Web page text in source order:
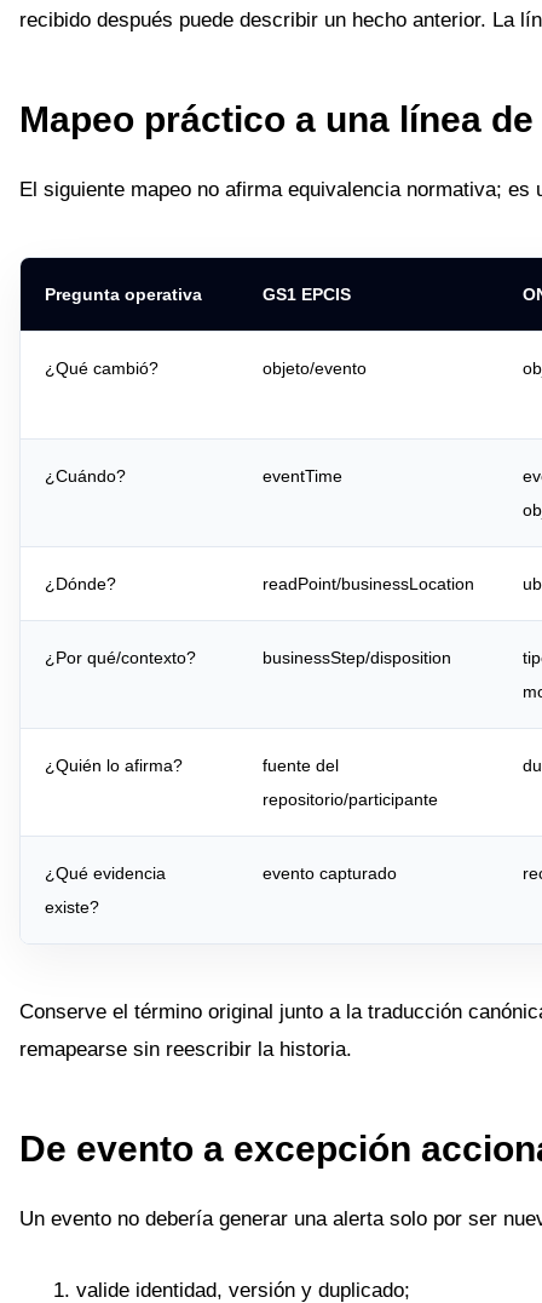
recibido después puede describir un hecho anterior. La
Mapeo práctico a una línea
El siguiente mapeo no afirma equivalencia normativa;
Pregunta operativa GS1 EPCIS
¿Qué cambió? objeto/evento
¿Cuándo? eventTime
¿Dónde? readPoint/businessLocation
¿Por qué/contexto? businessStep/disposition
¿Quién lo afirma?
fuente del
repositorio/participante
¿Qué evidencia
existe?
evento capturado
Conserve el término original junto a la traducción
remapearse sin reescribir la historia.
De evento a excepción
Un evento no debería generar una alerta solo por ser
valide identidad, versión y duplicado;